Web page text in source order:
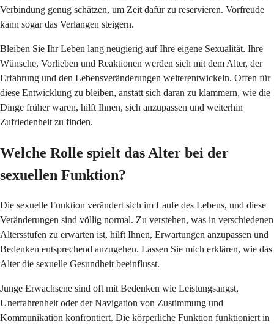
Verbindung genug schätzen, um Zeit dafür zu reservieren. Vorfreude
kann sogar das Verlangen steigern.
Bleiben Sie Ihr Leben lang neugierig auf Ihre eigene Sexualität. Ihre
Wünsche, Vorlieben und Reaktionen werden sich mit dem Alter, der
Erfahrung und den Lebensveränderungen weiterentwickeln. Offen für
diese Entwicklung zu bleiben, anstatt sich daran zu klammern, wie die
Dinge früher waren, hilft Ihnen, sich anzupassen und weiterhin
Zufriedenheit zu finden.
Welche Rolle spielt das Alter bei der
sexuellen Funktion?
Die sexuelle Funktion verändert sich im Laufe des Lebens, und diese
Veränderungen sind völlig normal. Zu verstehen, was in verschiedenen
Altersstufen zu erwarten ist, hilft Ihnen, Erwartungen anzupassen und
Bedenken entsprechend anzugehen. Lassen Sie mich erklären, wie das
Alter die sexuelle Gesundheit beeinflusst.
Junge Erwachsene sind oft mit Bedenken wie Leistungsangst,
Unerfahrenheit oder der Navigation von Zustimmung und
Kommunikation konfrontiert. Die körperliche Funktion funktioniert in